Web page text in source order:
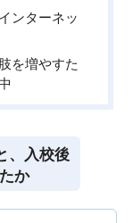
ンターネッ
を増やすた
、入校後
か